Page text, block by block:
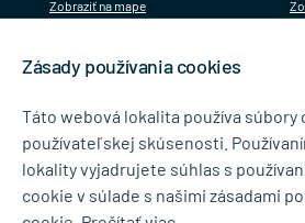
Zobraziť na mape
NEWSLETTER
Zásady používania cookies
Táto webová lokalita používa súbory
používateľskej skúsenosti.
lokality vyjadrujete súhlas s
cookie v súlade s našimi zásadami